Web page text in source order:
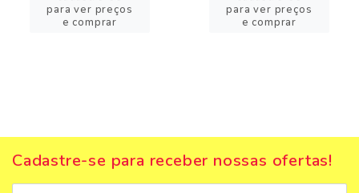
para ver preços
e comprar
para ver preços
e comprar
Cadastre-se para receber nossas ofertas!